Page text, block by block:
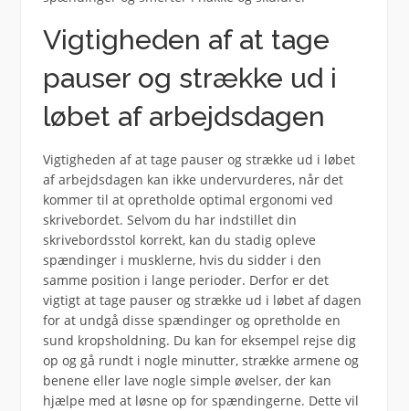
Vigtigheden af at tage
pauser og strække ud i
løbet af arbejdsdagen
Vigtigheden af at tage pauser og strække ud i løbet
af arbejdsdagen kan ikke undervurderes, når det
kommer til at opretholde optimal ergonomi ved
skrivebordet. Selvom du har indstillet din
skrivebordsstol korrekt, kan du stadig opleve
spændinger i musklerne, hvis du sidder i den
samme position i lange perioder. Derfor er det
vigtigt at tage pauser og strække ud i løbet af dagen
for at undgå disse spændinger og opretholde en
sund kropsholdning. Du kan for eksempel rejse dig
op og gå rundt i nogle minutter, strække armene og
benene eller lave nogle simple øvelser, der kan
hjælpe med at løsne op for spændingerne. Dette vil